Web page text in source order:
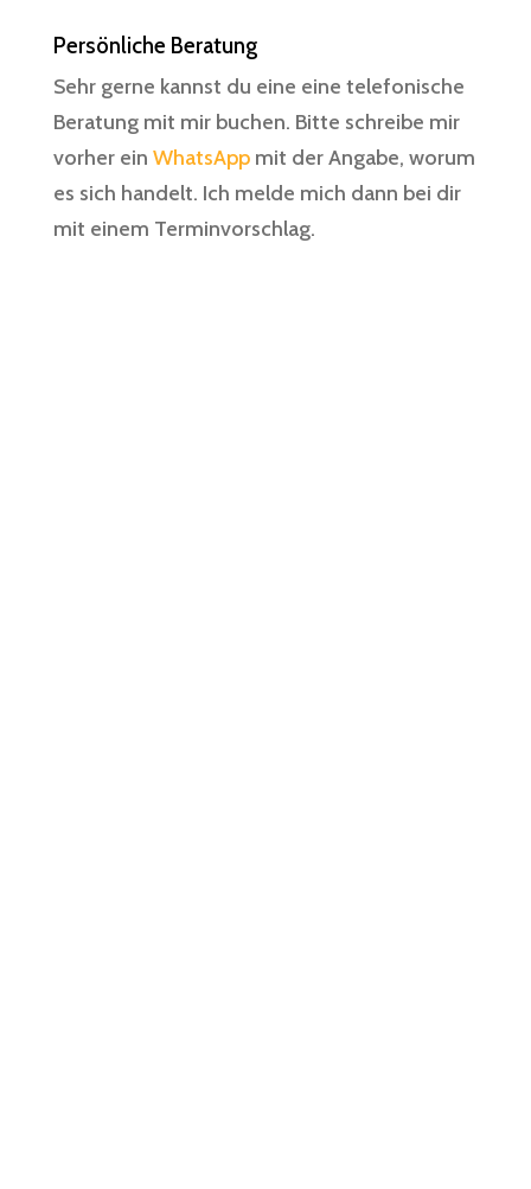
Persönliche Beratung
Sehr gerne kannst du eine eine telefonische
Beratung mit mir buchen. Bitte schreibe mir
vorher ein WhatsAppmit der Angabe, worum
es sich handelt. Ich melde mich dann bei dir
mit einem Terminvorschlag.